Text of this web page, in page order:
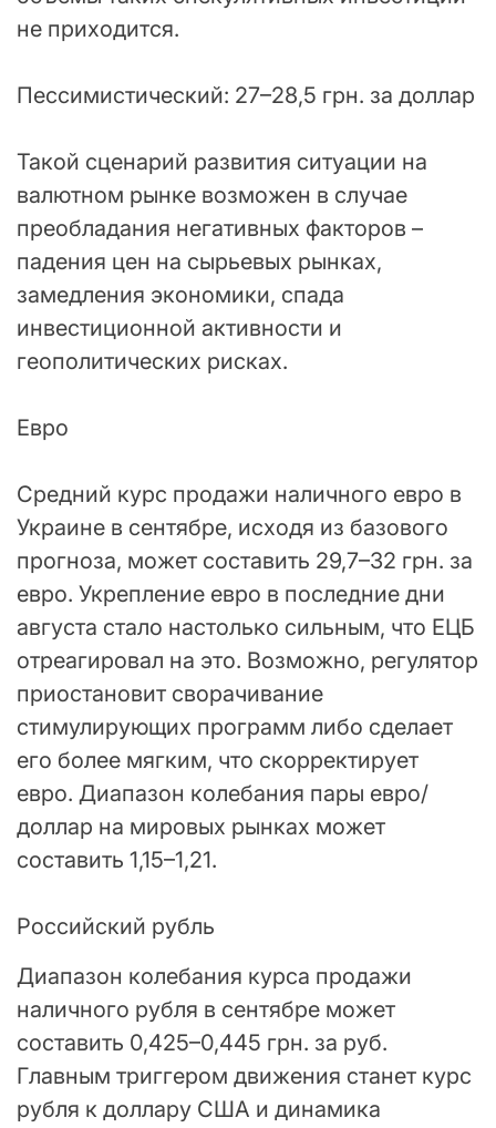
не приходится.
Пессимистический: 27–28,5 грн. за доллар
Такой сценарий развития ситуации на
валютном рынке возможен в случае
преобладания негативных факторов –
падения цен на сырьевых рынках,
замедления экономики, спада
инвестиционной активности и
геополитических рисках.
Евро
Средний курс продажи наличного евро в
Украине в сентябре, исходя из базового
прогноза, может составить 29,7–32 грн. за
евро. Укрепление евро в последние дни
августа стало настолько сильным, что ЕЦБ
отреагировал на это. Возможно, регулятор
приостановит сворачивание
стимулирующих программ либо сделает
его более мягким, что скорректирует
евро. Диапазон колебания пары евро/
доллар на мировых рынках может
составить 1,15–1,21.
Российский рубль
Диапазон колебания курса продажи
наличного рубля в сентябре может
составить 0,425–0,445 грн. за руб.
Главным триггером движения станет курс
рубля к доллару США и динамика